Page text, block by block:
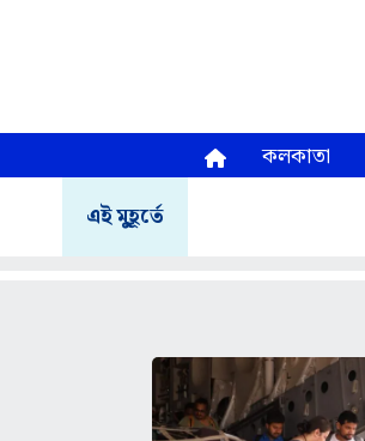
কলকাতা
এই মুহূর্তে